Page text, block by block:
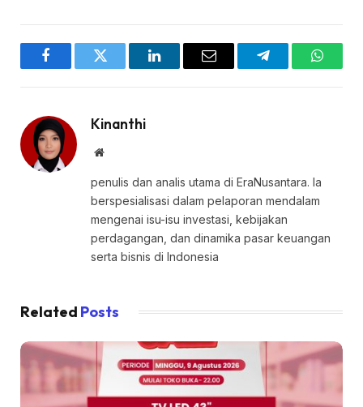
FacebookTwitter LinkedInEmail Telegram
Kinanthi
Website
penulis dan analis utama di EraNusantara. Ia
berspesialisasi dalam pelaporan mendalam
mengenai isu-isu investasi, kebijakan
perdagangan, dan dinamika pasar keuangan
serta bisnis di Indonesia
Related Posts